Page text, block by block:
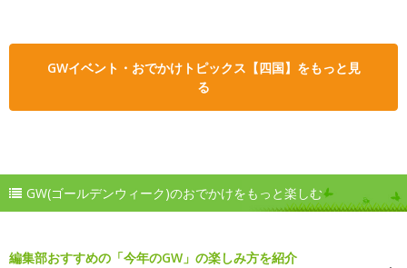
GWイベント・おでかけトピックス【四国】をもっと見
る
GW(ゴールデンウィーク)のおでかけをもっと楽しむ
編集部おすすめの「今年のGW」の楽しみ方を紹介